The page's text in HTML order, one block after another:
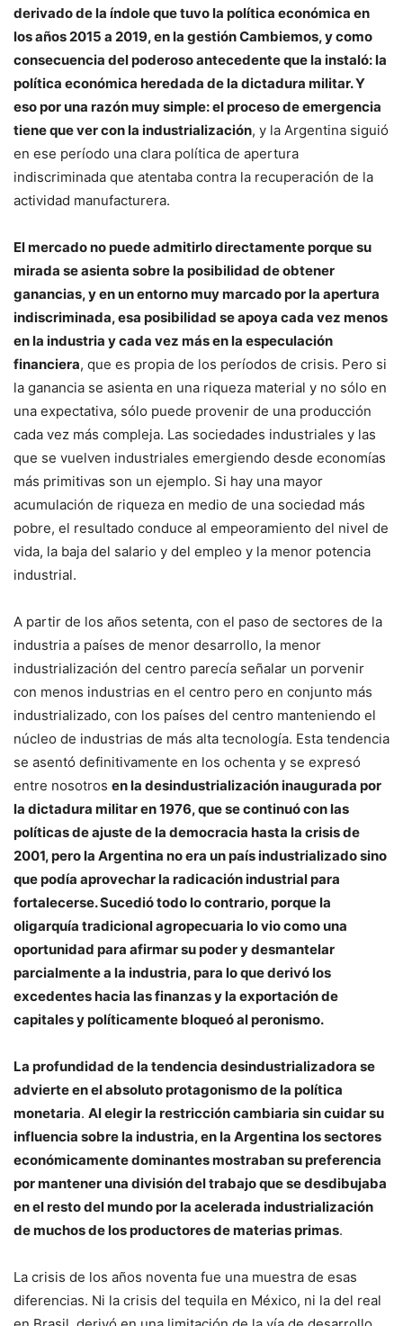
derivado de la índole que tuvo la política económica en
los años 2015 a 2019, en la gestión Cambiemos, y como
consecuencia del poderoso antecedente que la instaló: la
política económica heredada de la dictadura militar. Y
eso por una razón muy simple: el proceso de emergencia
tiene que ver con la industrialización, y la Argentina siguió
en ese período una clara política de apertura
indiscriminada que atentaba contra la recuperación de la
actividad manufacturera.
El mercado no puede admitirlo directamente porque su
mirada se asienta sobre la posibilidad de obtener
ganancias, y en un entorno muy marcado por la apertura
indiscriminada, esa posibilidad se apoya cada vez menos
en la industria y cada vez más en la especulación
financiera, que es propia de los períodos de crisis. Pero si
la ganancia se asienta en una riqueza material y no sólo en
una expectativa, sólo puede provenir de una producción
cada vez más compleja. Las sociedades industriales y las
que se vuelven industriales emergiendo desde economías
más primitivas son un ejemplo. Si hay una mayor
acumulación de riqueza en medio de una sociedad más
pobre, el resultado conduce al empeoramiento del nivel de
vida, la baja del salario y del empleo y la menor potencia
industrial.
A partir de los años setenta, con el paso de sectores de la
industria a países de menor desarrollo, la menor
industrialización del centro parecía señalar un porvenir
con menos industrias en el centro pero en conjunto más
industrializado, con los países del centro manteniendo el
núcleo de industrias de más alta tecnología. Esta tendencia
se asentó definitivamente en los ochenta y se expresó
entre nosotros en la desindustrialización inaugurada por
la dictadura militar en 1976, que se continuó con las
políticas de ajuste de la democracia hasta la crisis de
2001, pero la Argentina no era un país industrializado sino
que podía aprovechar la radicación industrial para
fortalecerse. Sucedió todo lo contrario, porque la
oligarquía tradicional agropecuaria lo vio como una
oportunidad para afirmar su poder y desmantelar
parcialmente a la industria, para lo que derivó los
excedentes hacia las finanzas y la exportación de
capitales y políticamente bloqueó al peronismo.
La profundidad de la tendencia desindustrializadora se
advierte en el absoluto protagonismo de la política
monetaria. Al elegir la restricción cambiaria sin cuidar su
influencia sobre la industria, en la Argentina los sectores
económicamente dominantes mostraban su preferencia
por mantener una división del trabajo que se desdibujaba
en el resto del mundo por la acelerada industrialización
de muchos de los productores de materias primas.
La crisis de los años noventa fue una muestra de esas
diferencias. Ni la crisis del tequila en México, ni la del real